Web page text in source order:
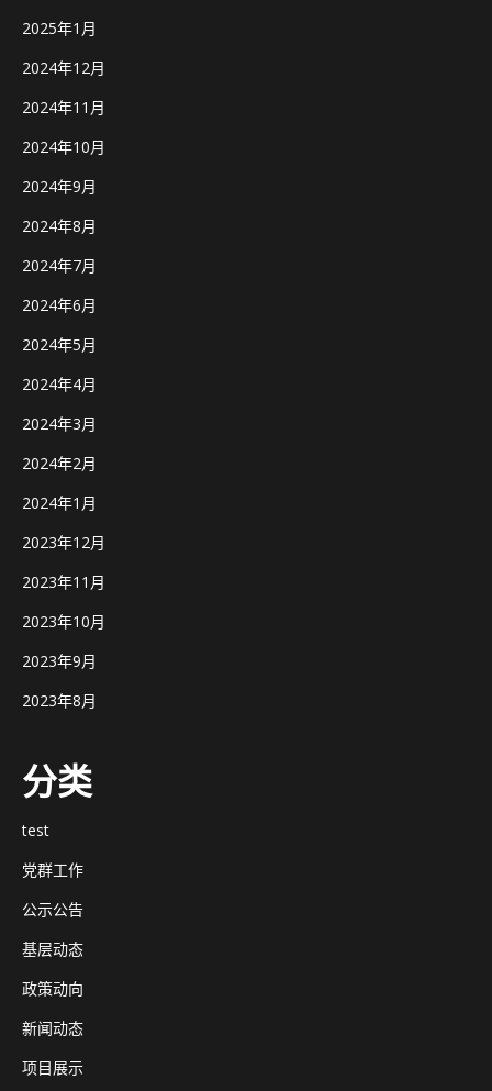
2025年1月
2024年12月
2024年11月
2024年10月
2024年9月
2024年8月
2024年7月
2024年6月
2024年5月
2024年4月
2024年3月
2024年2月
2024年1月
2023年12月
2023年11月
2023年10月
2023年9月
2023年8月
分类
test
党群工作
公示公告
基层动态
政策动向
新闻动态
项目展示